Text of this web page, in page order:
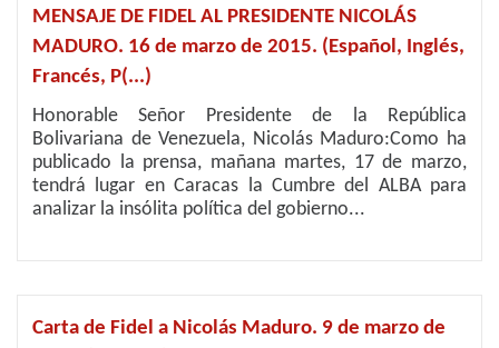
MENSAJE DE FIDEL AL PRESIDENTE NICOLÁS
MADURO. 16 de marzo de 2015. (Español, Inglés,
Francés, P(...)
Honorable Señor Presidente de la República
Bolivariana de Venezuela, Nicolás Maduro:Como ha
publicado la prensa, mañana martes, 17 de marzo,
tendrá lugar en Caracas la Cumbre del ALBA para
analizar la insólita política del gobierno...
Carta de Fidel a Nicolás Maduro. 9 de marzo de